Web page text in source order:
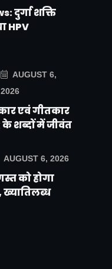
दुर्गा शक्ति
HPV
AUGUST 6,
2026
एवं गीतकार
शब्दों में जीवंत
AUGUST 6, 2026
को होगा
ख्यातिलब्ध